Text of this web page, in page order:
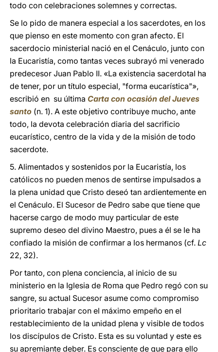
todo con celebraciones solemnes y correctas.
Se lo pido de manera especial a los sacerdotes, en los
que pienso en este momento con gran afecto. El
sacerdocio ministerial nació en el Cenáculo, junto con
la Eucaristía, como tantas veces subrayó mi venerado
predecesor Juan Pablo II. «La existencia sacerdotal ha
de tener, por un título especial, "forma eucarística"»,
escribió en su última Carta con ocasión del Jueves
santo (n. 1). A este objetivo contribuye mucho, ante
todo, la devota celebración diaria del sacrificio
eucarístico, centro de la vida y de la misión de todo
sacerdote.
5. Alimentados y sostenidos por la Eucaristía, los
católicos no pueden menos de sentirse impulsados a
la plena unidad que Cristo deseó tan ardientemente en
el Cenáculo. El Sucesor de Pedro sabe que tiene que
hacerse cargo de modo muy particular de este
supremo deseo del divino Maestro, pues a él se le ha
confiado la misión de confirmar a los hermanos (cf. Lc
22, 32).
Por tanto, con plena conciencia, al inicio de su
ministerio en la Iglesia de Roma que Pedro regó con su
sangre, su actual Sucesor asume como compromiso
prioritario trabajar con el máximo empeño en el
restablecimiento de la unidad plena y visible de todos
los discípulos de Cristo. Esta es su voluntad y este es
su apremiante deber. Es consciente de que para ello